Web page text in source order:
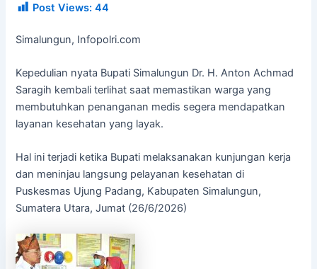
Post Views: 44
Simalungun, Infopolri.com
Kepedulian nyata Bupati Simalungun Dr. H. Anton Achmad
Saragih kembali terlihat saat memastikan warga yang
membutuhkan penanganan medis segera mendapatkan
layanan kesehatan yang layak.
Hal ini terjadi ketika Bupati melaksanakan kunjungan kerja
dan meninjau langsung pelayanan kesehatan di
Puskesmas Ujung Padang, Kabupaten Simalungun,
Sumatera Utara, Jumat (26/6/2026)